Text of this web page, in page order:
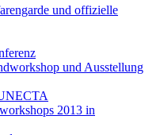
und offizielle
und Ausstellung
2013 in